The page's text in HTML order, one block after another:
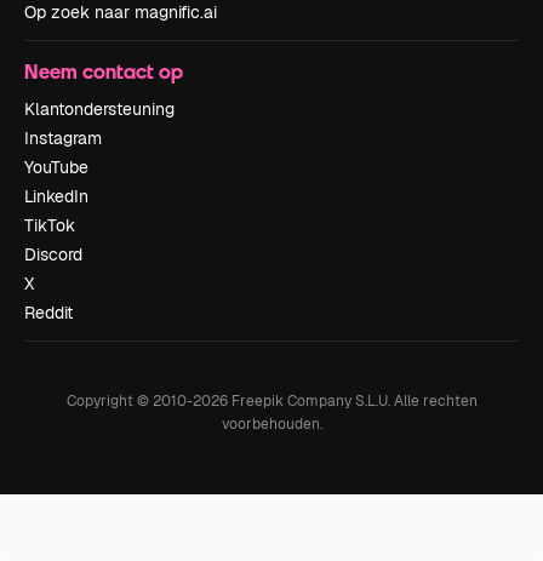
Op zoek naar magnific.ai
Neem contact op
Klantondersteuning
Instagram
YouTube
LinkedIn
TikTok
Discord
X
Reddit
Copyright © 2010-2026Freepik Company S.L.U. Alle rechten
voorbehouden.